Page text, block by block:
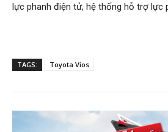
lực phanh điện tử, hệ thống hỗ trợ lực
TAGS: Toyota Vios